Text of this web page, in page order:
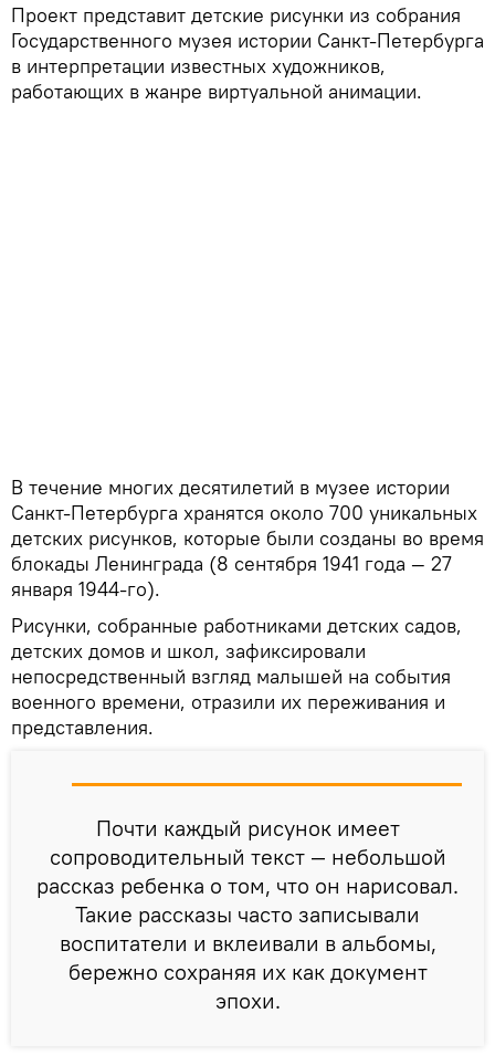
Проект представит детские рисунки из собрания
Государственного музея истории Санкт-Петербурга
в интерпретации известных художников,
работающих в жанре виртуальной анимации.
В течение многих десятилетий в музее истории
Санкт-Петербурга хранятся около 700 уникальных
детских рисунков, которые были созданы во время
блокады Ленинграда (8 сентября 1941 года — 27
января 1944-го).
Рисунки, собранные работниками детских садов,
детских домов и школ, зафиксировали
непосредственный взгляд малышей на события
военного времени, отразили их переживания и
представления.
Почти каждый рисунок имеет
сопроводительный текст — небольшой
рассказ ребенка о том, что он нарисовал.
Такие рассказы часто записывали
воспитатели и вклеивали в альбомы,
бережно сохраняя их как документ
эпохи.